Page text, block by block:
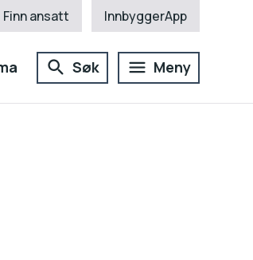
Finn ansatt InnbyggerApp
Søk Meny